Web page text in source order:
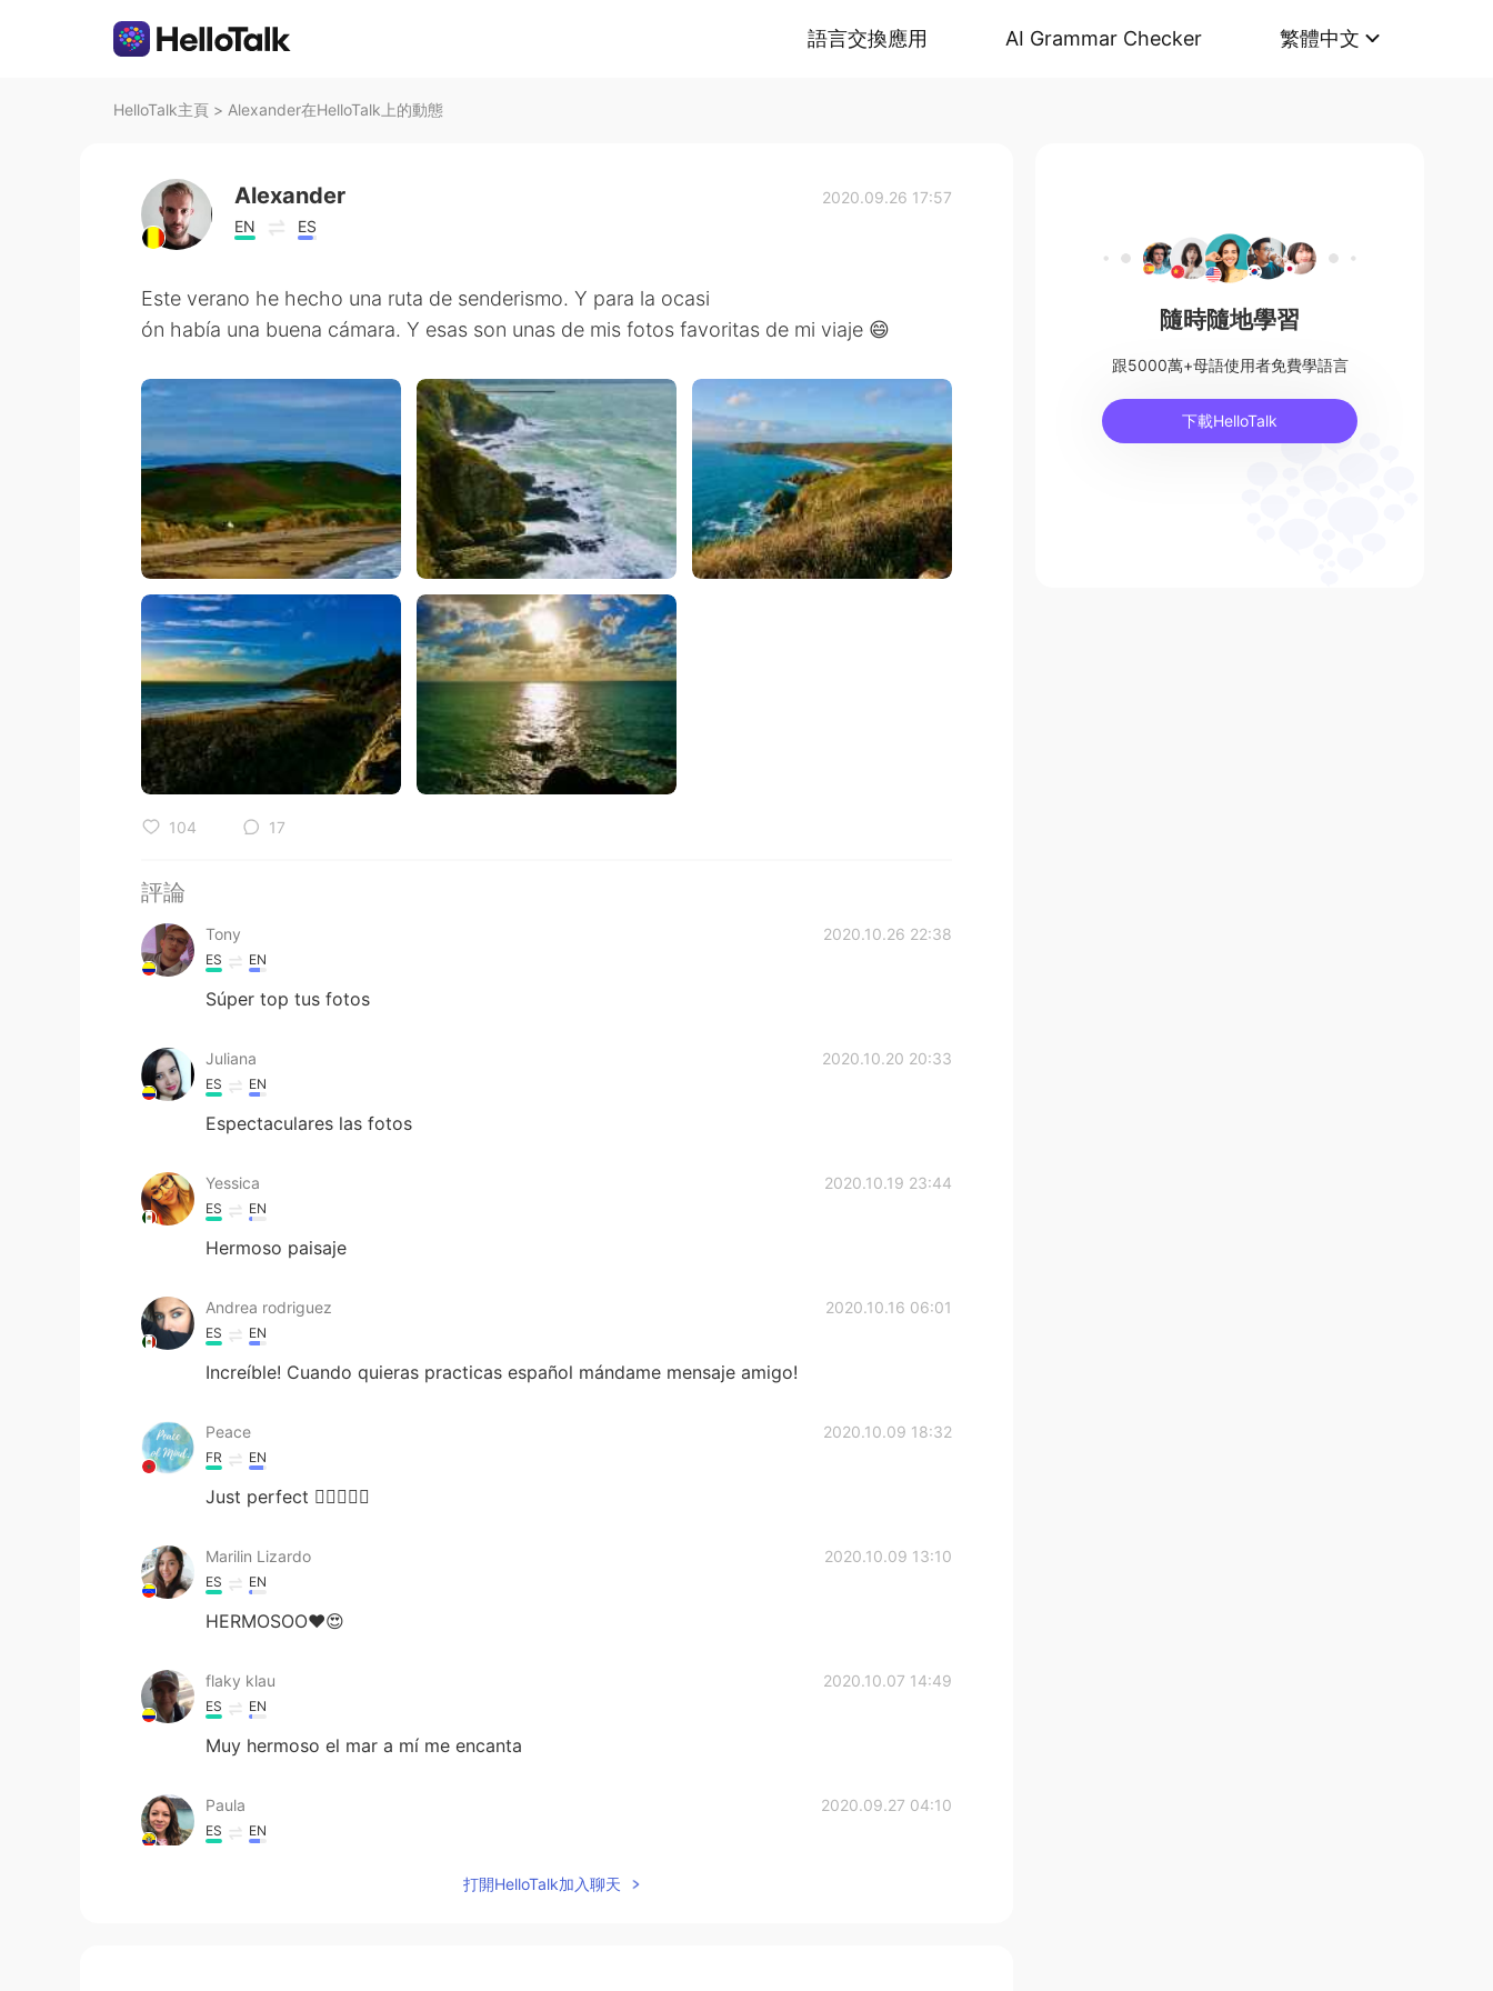
語言交換應用 AI Grammar Checker 繁體中文
HelloTalk主頁 > Alexander在HelloTalk上的動態
Alexander
EN ES
2020.09.26 17:57
Este verano he hecho una ruta de senderismo. Y para la ocasi
ón había una buena cámara. Y esas son unas de mis fotos favoritas de mi viaje 😄
104 17
評論
Tony 2020.10.26 22:38
ES EN
Súper top tus fotos
Juliana 2020.10.20 20:33
ES EN
Espectaculares las fotos
Yessica 2020.10.19 23:44
ES EN
Hermoso paisaje
Andrea rodriguez 2020.10.16 06:01
ES EN
Increíble! Cuando quieras practicas español mándame mensaje amigo!
Peace 2020.10.09 18:32
FR EN
Just perfect 👌🏻🤩👏🏻
Marilin Lizardo 2020.10.09 13:10
ES EN
HERMOSOO❤😍
flaky klau 2020.10.07 14:49
ES EN
Muy hermoso el mar a mí me encanta
Paula 2020.09.27 04:10
ES EN
打開HelloTalk加入聊天
隨時隨地學習
跟5000萬+母語使用者免費學語言
下載HelloTalk